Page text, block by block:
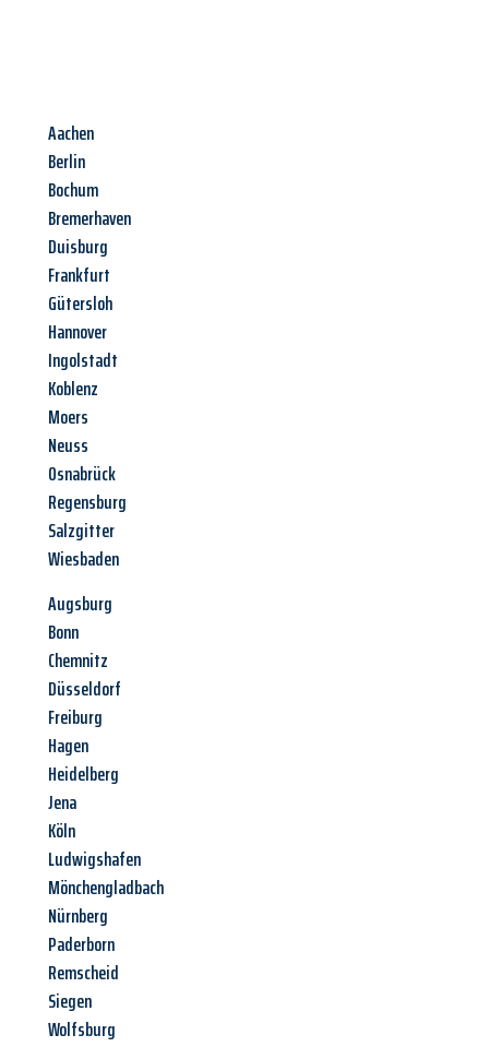
Aachen
Berlin
Bochum
Bremerhaven
Duisburg
Frankfurt
Gütersloh
Hannover
Ingolstadt
Koblenz
Moers
Neuss
Osnabrück
Regensburg
Salzgitter
Wiesbaden
Augsburg
Bonn
Chemnitz
Düsseldorf
Freiburg
Hagen
Heidelberg
Jena
Köln
Ludwigshafen
Mönchengladbach
Nürnberg
Paderborn
Remscheid
Siegen
Wolfsburg